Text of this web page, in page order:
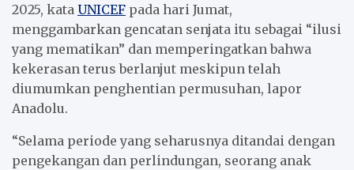
2025, kata UNICEF pada hari Jumat,
menggambarkan gencatan senjata itu sebagai “ilusi
yang mematikan” dan memperingatkan bahwa
kekerasan terus berlanjut meskipun telah
diumumkan penghentian permusuhan, lapor
Anadolu.
“Selama periode yang seharusnya ditandai dengan
pengekangan dan perlindungan, seorang anak